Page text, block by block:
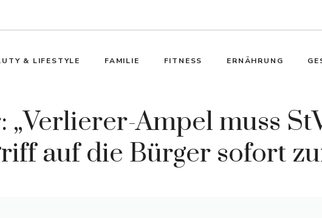
& LIFESTYLE FAMILIE FITNESS ERNÄHRUNG
„Verlierer-Ampel muss
auf die Bürger sofort